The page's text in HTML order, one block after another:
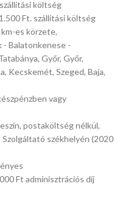
költség
Ft. szállítási költség
es körzete,
- Balatonkenese -
Győr, Győr,
Kecskemét, Szeged, Baja,
vagy
postaköltség nélkül,
székhelyén (2020
Ft adminisztrációs díj